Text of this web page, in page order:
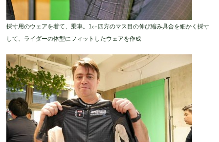
採寸用のウェアを着て、乗車。1㎝四方のマス目の伸び縮み具合を細かく採寸
して、ライダーの体型にフィットしたウェアを作成